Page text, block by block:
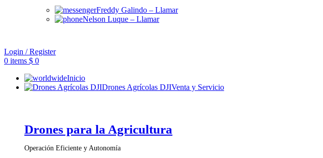
Freddy Galindo – Llamar
Nelson Luque – Llamar
Login / Register
0 items $ 0
Inicio
Drones Agrícolas DJIVenta y Servicio
Drones para la Agricultura
Operación Eficiente y Autonomía